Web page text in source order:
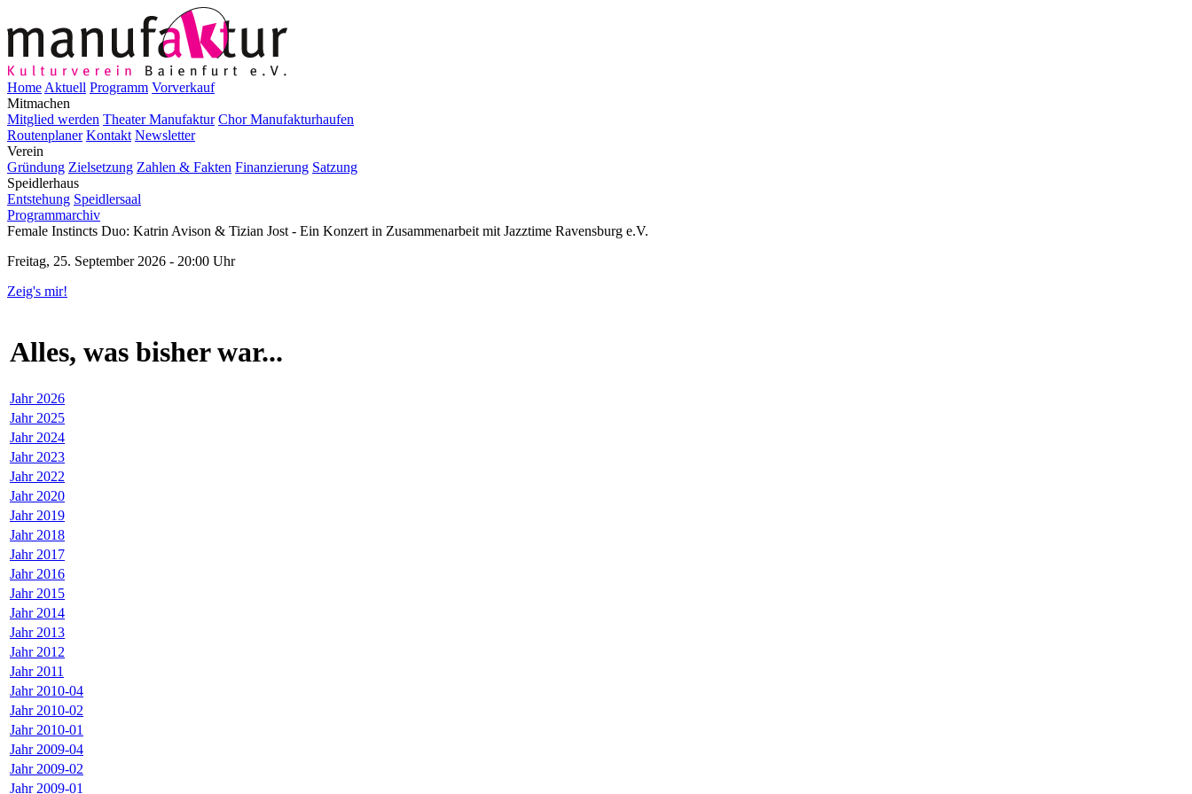
Home Aktuell Programm Vorverkauf
Mitmachen
Mitglied werden Theater Manufaktur Chor Manufakturhaufen
Routenplaner Kontakt Newsletter
Verein
Gründung Zielsetzung Zahlen & Fakten Finanzierung Satzung
Speidlerhaus
Entstehung Speidlersaal
Programmarchiv
Female Instincts Duo: Katrin Avison & Tizian Jost - Ein Konzert in Zusammenarbeit mit Jazztime Ravensburg e.V.
Freitag, 25. September 2026 - 20:00 Uhr
Zeig's mir!
Alles, was bisher war...
Jahr 2026
Jahr 2025
Jahr 2024
Jahr 2023
Jahr 2022
Jahr 2020
Jahr 2019
Jahr 2018
Jahr 2017
Jahr 2016
Jahr 2015
Jahr 2014
Jahr 2013
Jahr 2012
Jahr 2011
Jahr 2010-04
Jahr 2010-02
Jahr 2010-01
Jahr 2009-04
Jahr 2009-02
Jahr 2009-01